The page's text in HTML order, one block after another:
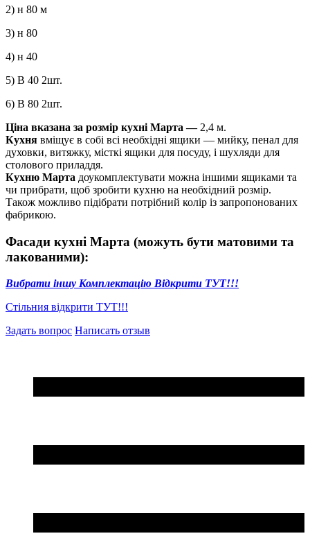
2) н 80 м
3) н 80
4) н 40
5) В 40 2шт.
6) В 80 2шт.
Ціна вказана за розмір кухні Марта ―2,4 м.
Кухня вміщує в собі всі необхідні ящики — мийку, пенал для
духовки, витяжку, місткі ящики для посуду, і шухляди для
столового приладдя.
Кухню Марта доукомплектувати можна іншими ящиками та
чи прибрати, щоб зробити кухню на необхідний розмір.
Також можливо підібрати потрібний колір із запропонованих
фабрикою.
Фасади кухні Марта (можуть бути матовими та
лакованими):
Вибрати іншу Комплектацію Відкрити ТУТ!!!
Стільния відкрити ТУТ!!!
Задать вопрос Написать отзыв